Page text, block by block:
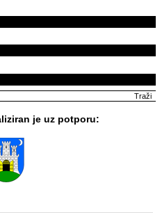
je uz potporu: